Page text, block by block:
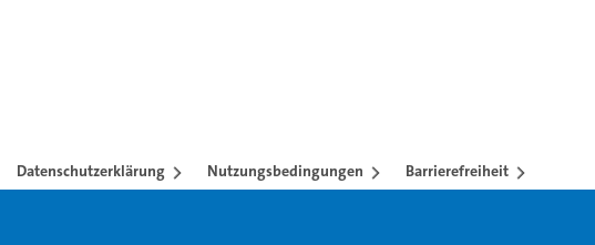
Datenschutzerklärung Nutzungsbedingungen Barrierefreiheit